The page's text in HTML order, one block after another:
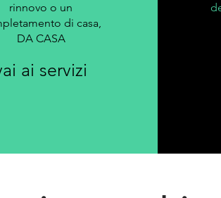
rinnovo o un
di casa,
DA CASA
ai servizi